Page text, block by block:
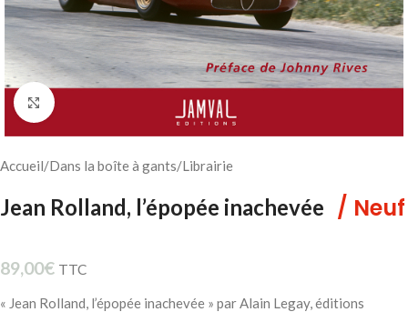
Cliquez pour agrandir
Accueil/Dans la boîte à gants/Librairie
Jean Rolland, l’épopée inachevée / Neuf
89,00€ TTC
« Jean Rolland, l’épopée inachevée » par Alain Legay, éditions